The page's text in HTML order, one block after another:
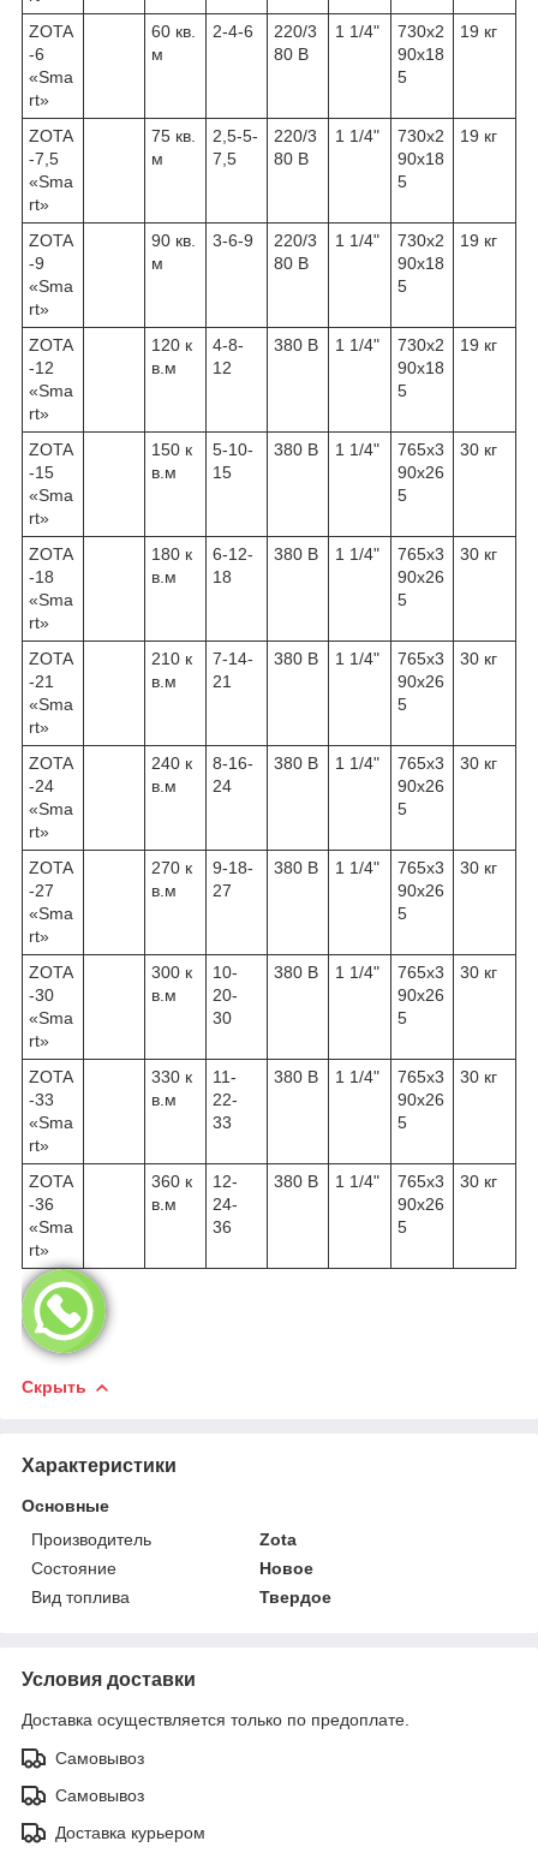
ZOTA
-6
«Sma
rt»
60 кв.
м
2-4-6
220/3
80 В
1 1/4"
730х2
90х18
5
19 кг
ZOTA
-7,5
«Sma
rt»
75 кв.
м
2,5-5-
7,5
220/3
80 В
1 1/4"
730х2
90х18
5
19 кг
ZOTA
-9
«Sma
rt»
90 кв.
м
3-6-9
220/3
80 В
1 1/4"
730х2
90х18
5
19 кг
ZOTA
-12
«Sma
rt»
120 к
в.м
4-8-
12
380 В 1 1/4"
730х2
90х18
5
19 кг
ZOTA
-15
«Sma
rt»
150 к
в.м
5-10-
15
380 В 1 1/4"
765х3
90х26
5
30 кг
ZOTA
-18
«Sma
rt»
180 к
в.м
6-12-
18
380 В 1 1/4"
765х3
90х26
5
30 кг
ZOTA
-21
«Sma
rt»
210 к
в.м
7-14-
21
380 В 1 1/4"
765х3
90х26
5
30 кг
ZOTA
-24
«Sma
rt»
240 к
в.м
8-16-
24
380 В 1 1/4"
765х3
90х26
5
30 кг
ZOTA
-27
«Sma
rt»
270 к
в.м
9-18-
27
380 В 1 1/4"
765х3
90х26
5
30 кг
ZOTA
-30
«Sma
rt»
300 к
в.м
10-
20-
30
380 В 1 1/4"
765х3
90х26
5
30 кг
ZOTA
-33
«Sma
rt»
330 к
в.м
11-
22-
33
380 В 1 1/4"
765х3
90х26
5
30 кг
ZOTA
-36
«Sma
rt»
360 к
в.м
12-
24-
36
380 В 1 1/4"
765х3
90х26
5
30 кг
Скрыть
Характеристики
Основные
Производитель
Zota
Состояние
Новое
Вид топлива
Твердое
Условия доставки
Доставка осуществляется только по предоплате.
Самовывоз
Самовывоз
Доставка курьером